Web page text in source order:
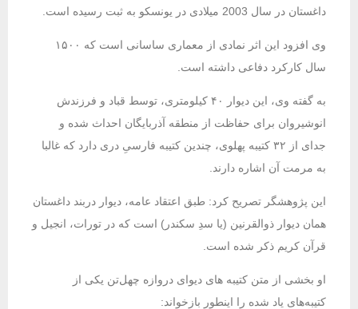
داغستان در سال 2003 میلادی در یونسکو به ثبت رسیده است.
وی افزود این اثر نمادی از معماری ساسانی است که ۱۵۰۰
سال کارکرد دفاعی داشته است.
به گفته وی، این دیوار ۴۰ کیلومتری، توسط قباد و فرزندش
انوشیروان برای حفاظت از منطقه آذربایگان احداث شده و
جدای از ۳۲ کتیبه پهلوی، چندین کتیبه فارسیِ دری دارد که غالبا
به مرمت آن اشاره دارند.
این پژوهشگر تصریح کرد: طبق اعتقاد عامه، دیوار دربند داغستان
همان دیوار ذوالقرنین (یا سدِ سکندر) است که در تورات، انجیل و
قرآن کریم ذکر شده است.
او بخشی از متن کتیبه های دیوای دروازه چهل‌تن یکی از
کتیبه‌های یاد شده را اینطور بازخواند: